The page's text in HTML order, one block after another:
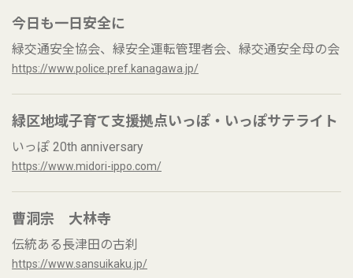
今日も一日安全に
緑交通安全協会、緑安全運転管理者会、緑交通安全母の会
https://www.police.pref.kanagawa.jp/
緑区地域子育て支援拠点いっぽ・いっぽサテライト
いっぽ 20th anniversary
https://www.midori-ippo.com/
曹洞宗 大林寺
伝統ある長津田の古刹
https://www.sansuikaku.jp/